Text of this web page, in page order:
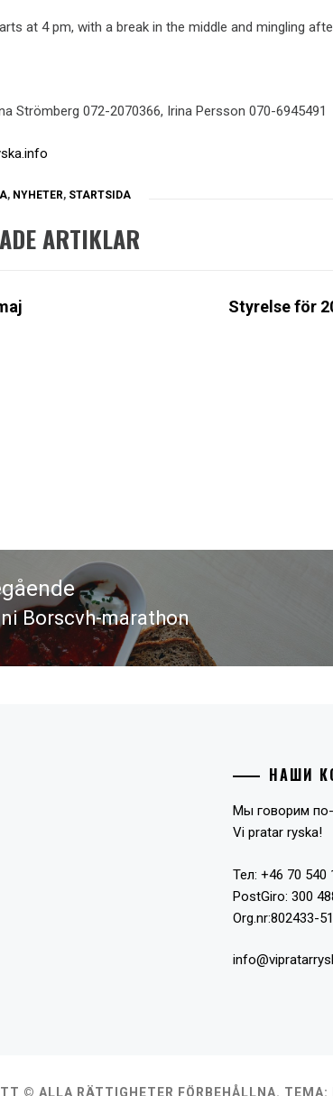
at 4 pm, with a break in the middle and mingling
Strömberg 072-2070366, Irina Persson 070-6945491
, NYHETER, STARTSIDA
ARTIKLAR
Styrelse för
Borscvh-marathon
НАШИ
Мы говорим
Vi pratar ryska!
Тел: +46 70 540
PostGiro: 300
Org.nr:802433-
© ALLA RÄTTIGHETER FÖRBEHÅLLNA. TEMA: